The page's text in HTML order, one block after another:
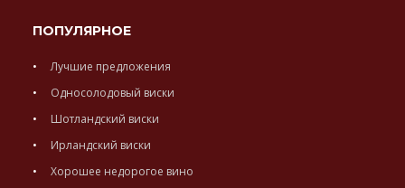
ПОПУЛЯРНОЕ
Лучшие предложения
Односолодовый виски
Шотландский виски
Ирландский виски
Хорошее недорогое вино